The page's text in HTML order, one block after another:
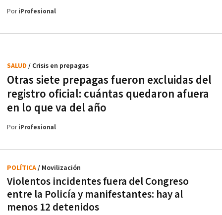
PoriProfesional
Otras siete prepagas fueron excluidas del
registro oficial: cuántas quedaron afuera
en lo que va del año
SALUD / Crisis en prepagas
PoriProfesional
Violentos incidentes fuera del Congreso
entre la Policía y manifestantes: hay al
menos 12 detenidos
POLÍTICA/ Movilización